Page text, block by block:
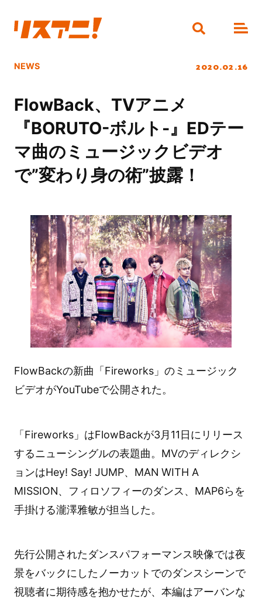
NEWS 2020.02.16
FlowBack、TVアニメ
『BORUTO-ボルト-』EDテー
マ曲のミュージックビデオ
で”変わり身の術”披露！
FlowBackの新曲「Fireworks」のミュージック
ビデオがYouTubeで公開された。
「Fireworks」はFlowBackが3月11日にリリース
するニューシングルの表題曲。MVのディレクシ
ョンはHey! Say! JUMP、MAN WITH A
MISSION、フィロソフィーのダンス、MAP6らを
手掛ける瀧澤雅敏が担当した。
先行公開されたダンスパフォーマンス映像では夜
景をバックにしたノーカットでのダンスシーンで
視聴者に期待感を抱かせたが、本編はアーバンな